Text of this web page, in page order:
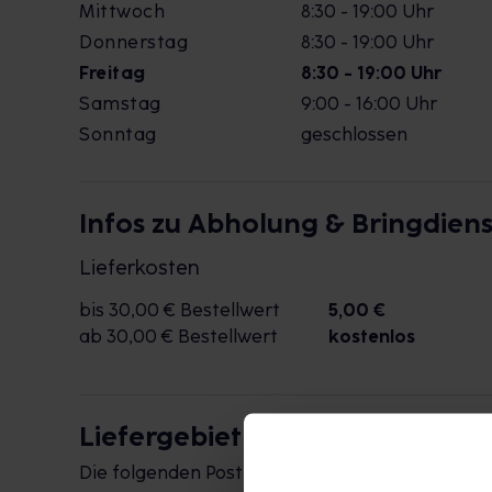
Mittwoch
8:30 - 19:00 Uhr
Donnerstag
8:30 - 19:00 Uhr
Freitag
8:30 - 19:00 Uhr
Samstag
9:00 - 16:00 Uhr
Sonntag
geschlossen
Infos zu Abholung &
Lieferkosten
bis 30,00 € Bestellwert
5,00 €
ab 30,00 € Bestellwert
kostenlos
Liefergebiet
Die folgenden Postleitzahlen werden durch die